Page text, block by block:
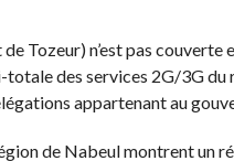
Tozeur) n’est pas couverte
des services 2G/3G du
appartenant au
de Nabeul montrent un